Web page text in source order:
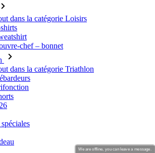
dans la catégorie Loisirs
chef – bonnet
dans la catégorie Triathlon
We are offline, you can leave a message.